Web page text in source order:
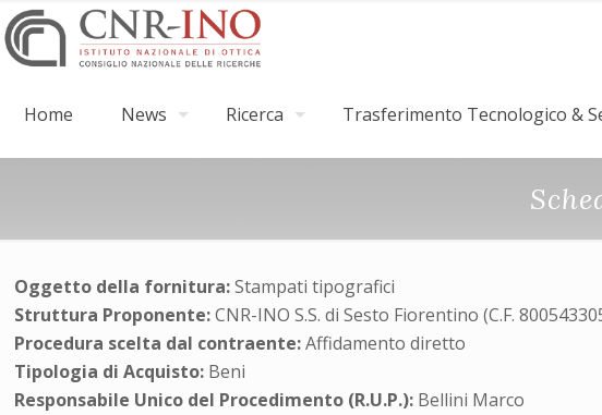
Home News Ricerca Trasferimento Tecnologico &
Oggetto della fornitura:Stampati tipografici
Struttura Proponente:CNR-INO S.S. di Sesto Fiorentino (C.F.
Procedura scelta dal contraente:Affidamento diretto
Tipologia di Acquisto: Beni
Responsabile Unico del Procedimento (R.U.P.): Bellini Marco